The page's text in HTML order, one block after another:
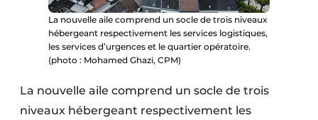
La nouvelle aile comprend un socle de trois niveaux
hébergeant respectivement les services logistiques,
les services d’urgences et le quartier opératoire.
(photo : Mohamed Ghazi, CPM)
La nouvelle aile comprend un socle de trois
niveaux hébergeant respectivement les